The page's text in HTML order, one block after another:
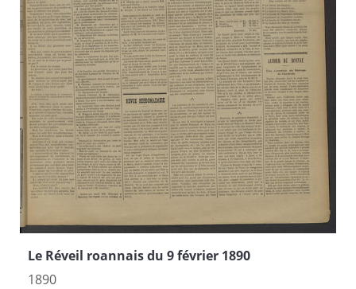
Le Réveil roannais du 9 février 1890
1890